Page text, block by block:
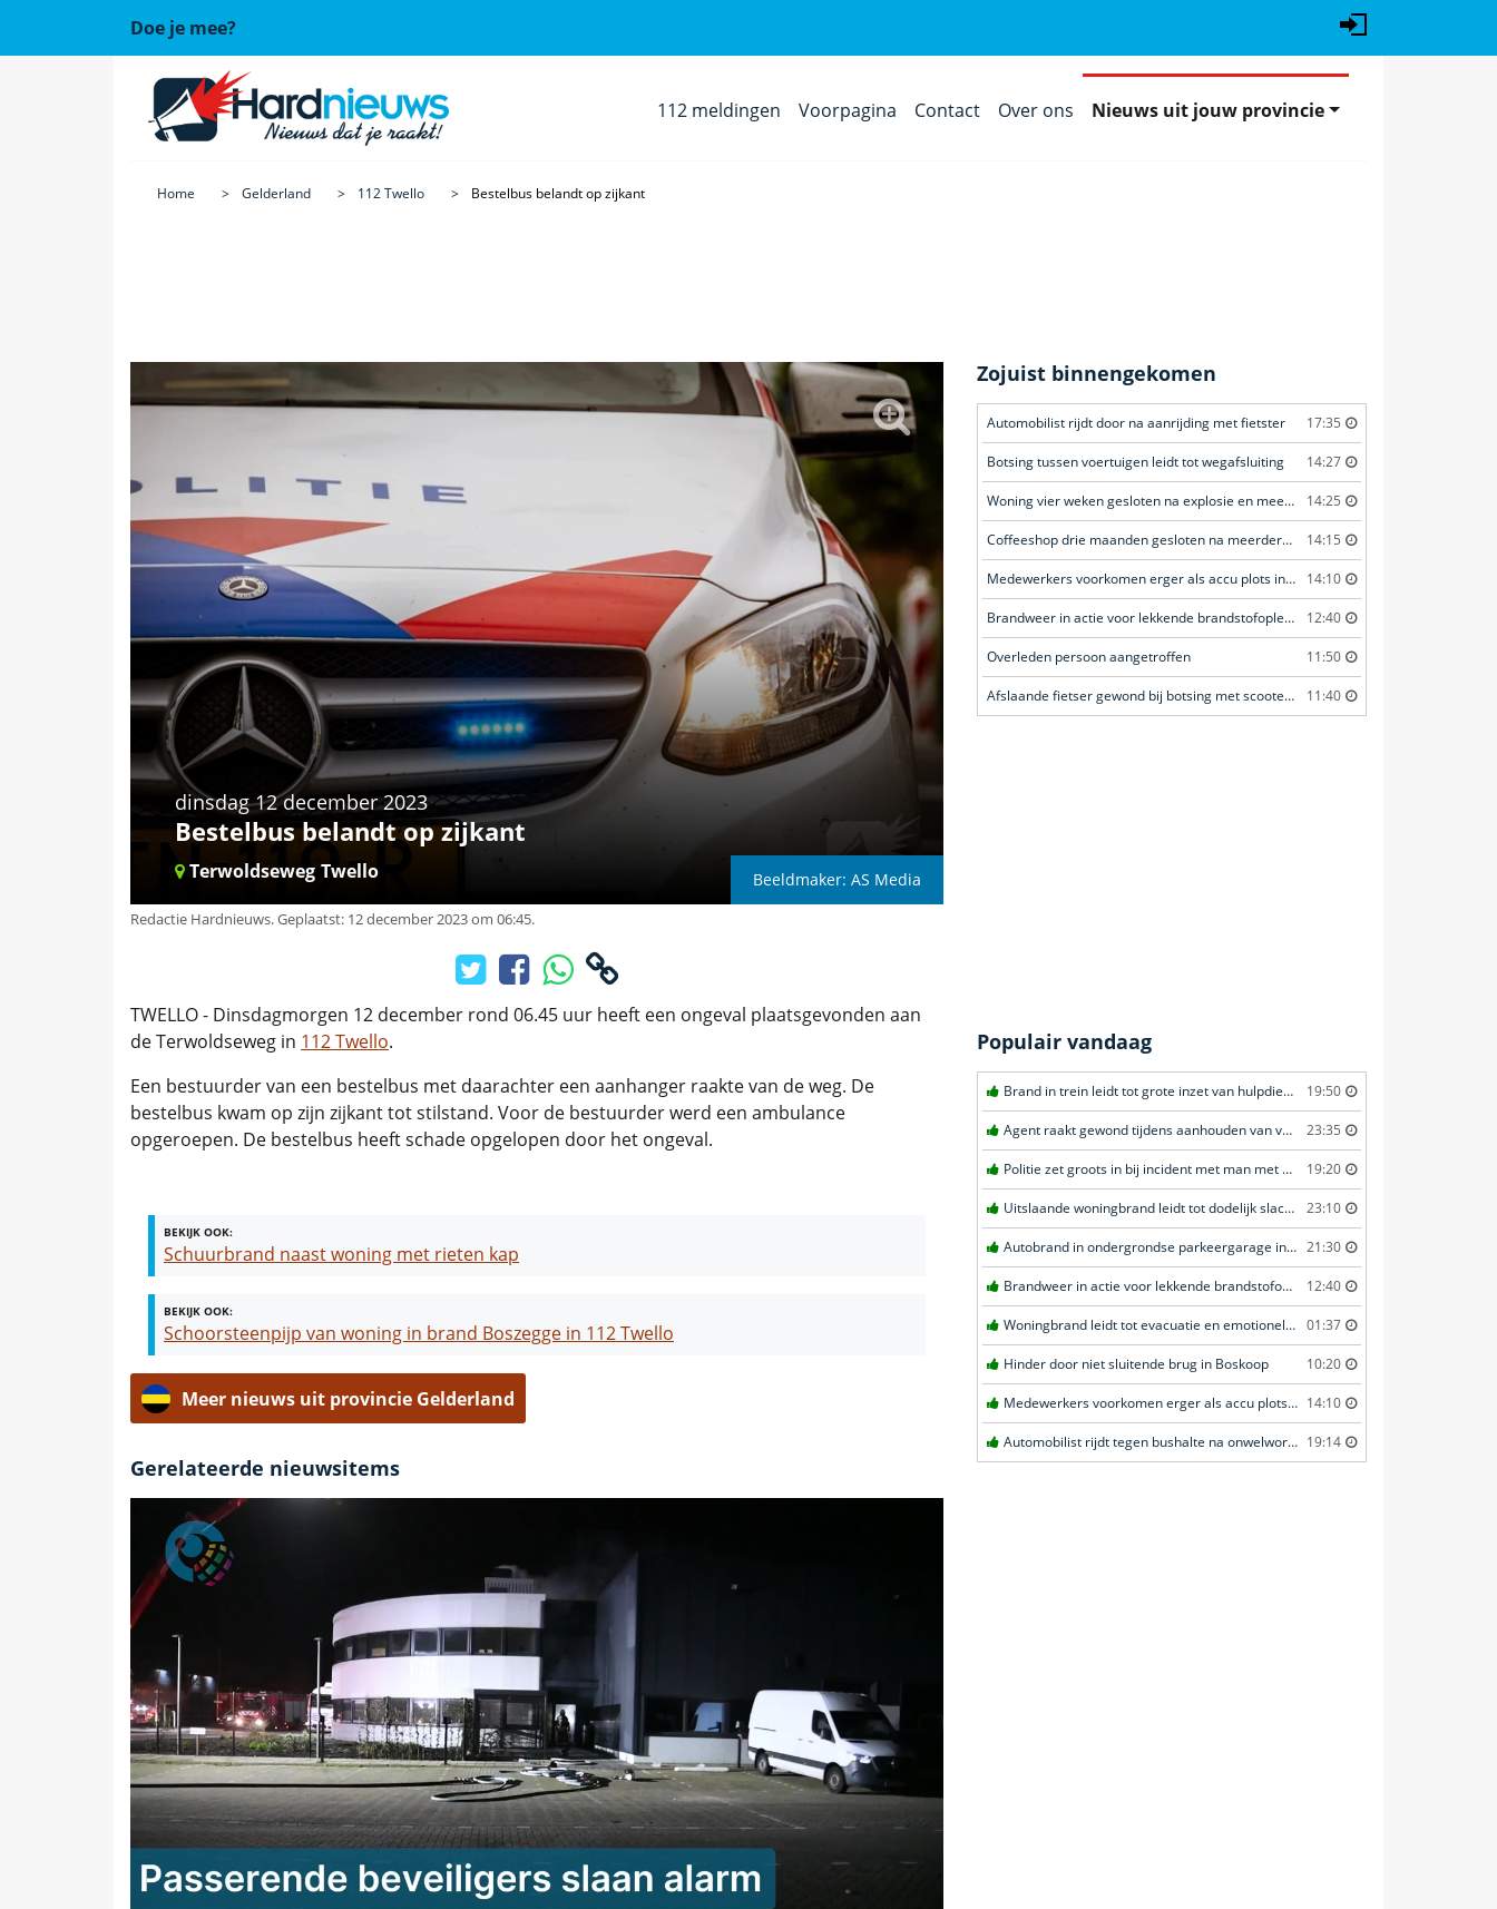
Doe je mee?
112 meldingen Voorpagina Contact Over ons Nieuws uit jouw provincie
Home Gelderland 112 Twello Bestelbus belandt op zijkant
dinsdag 12 december 2023
Bestelbus belandt op zijkant
Terwoldseweg Twello Beeldmaker: AS Media
Redactie Hardnieuws.Geplaatst: 12 december 2023 om 06:45.
TWELLO - Dinsdagmorgen 12 december rond 06.45 uur heeft een ongeval plaatsgevonden aan
de Terwoldseweg in 112 Twello.
Een bestuurder van een bestelbus met daarachter een aanhanger raakte van de weg. De
bestelbus kwam op zijn zijkant tot stilstand. Voor de bestuurder werd een ambulance
opgeroepen. De bestelbus heeft schade opgelopen door het ongeval.
BEKIJK OOK:
Schuurbrand naast woning met rieten kap
BEKIJK OOK:
Schoorsteenpijp van woning in brand Boszegge in 112 Twello
Meer nieuws uit provincie Gelderland
Gerelateerde nieuwsitems
Zojuist binnengekomen
Automobilist rijdt door na aanrijding met fietster 17:35
Botsing tussen voertuigen leidt tot wegafsluiting 14:27
Woning vier weken gesloten na explosie en meerdere geweldsincidenten 14:25
Coffeeshop drie maanden gesloten na meerdere overtredingen 14:15
Medewerkers voorkomen erger als accu plots in brand vliegt 14:10
Brandweer in actie voor lekkende brandstofoplegger 12:40
Overleden persoon aangetroffen 11:50
Afslaande fietser gewond bij botsing met scooterrijder 11:40
Populair vandaag
Brand in trein leidt tot grote inzet van hulpdiensten in Amersfoort 19:50
Agent raakt gewond tijdens aanhouden van verdachte in Amsterdam 23:35
Politie zet groots in bij incident met man met verward gedrag in Leeuwarden 19:20
Uitslaande woningbrand leidt tot dodelijk slachtoffer in Rotterdam 23:10
Autobrand in ondergrondse parkeergarage in Rhenen 21:30
Brandweer in actie voor lekkende brandstofoplegger in Stroe 12:40
Woningbrand leidt tot evacuatie en emotionele redding van kat in Amsterdam 01:37
Hinder door niet sluitende brug in Boskoop 10:20
Medewerkers voorkomen erger als accu plots in brand vliegt in Amersfoort 14:10
Automobilist rijdt tegen bushalte na onwelwording in Amsterdam 19:14